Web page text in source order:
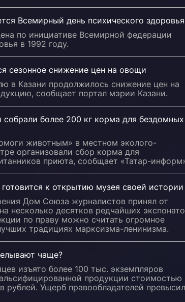
Всемирный день психического здоровья
по инициативе Всемирной федерации
в 1992 году.
сезонное снижение цен на овощи
в Казани продолжилось снижение цен на
сообщает портал мэрии Казани.
собрали более 200 кг корма для бездомных
животным» в местном эколого-
организовали сбор корма для
приюта, сообщает «Татар-
к открытию музея своей истории
Дом Союза журналистов принял от
несколько десятков редчайших
по праву можно считать огромное
традициях марксизма-ленинизма.
чаще?
изъято более 100 тыс. экземпляров
продукции стоимостью
рублей. Ущерб правообладателей превысил